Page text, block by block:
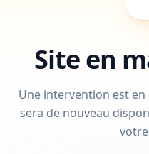
Site en
Une intervention est
sera de nouveau